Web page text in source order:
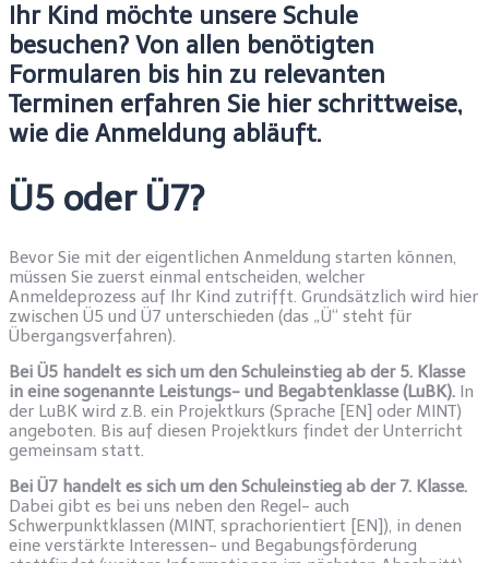
Ihr Kind möchte unsere Schule
besuchen? Von allen benötigten
Formularen bis hin zu relevanten
Terminen erfahren Sie hier schrittweise,
wie die Anmeldung abläuft.
Ü5 oder Ü7?
Bevor Sie mit der eigentlichen Anmeldung starten können,
müssen Sie zuerst einmal entscheiden, welcher
Anmeldeprozess auf Ihr Kind zutrifft. Grundsätzlich wird hier
zwischen Ü5 und Ü7 unterschieden (das „Ü“ steht für
Übergangsverfahren).
Bei Ü5 handelt es sich um den Schuleinstieg ab der 5. Klasse
in eine sogenannte Leistungs- und Begabtenklasse (LuBK). In
der LuBK wird z.B. ein Projektkurs (Sprache [EN] oder MINT)
angeboten. Bis auf diesen Projektkurs findet der Unterricht
gemeinsam statt.
Bei Ü7 handelt es sich um den Schuleinstieg ab der 7. Klasse.
Dabei gibt es bei uns neben den Regel- auch
Schwerpunktklassen (MINT, sprachorientiert [EN]), in denen
eine verstärkte Interessen- und Begabungsförderung